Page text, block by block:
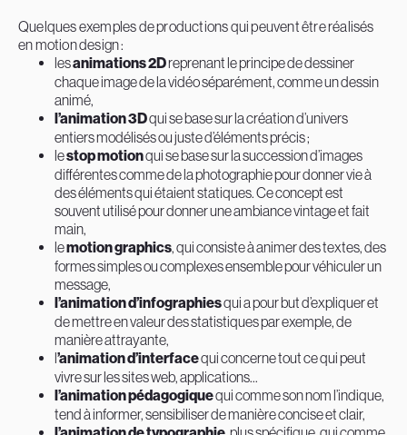
Quelques exemples de productions qui peuvent être réalisés
en motion design :
lesanimations 2Dreprenant le principe de dessiner
chaque image de la vidéo séparément, comme un dessin
animé,
l’animation 3Dqui se base sur la création d’univers
entiers modélisés ou juste d’éléments précis ;
lestop motionqui se base sur la succession d’images
différentes comme de la photographie pour donner vie à
des éléments qui étaient statiques. Ce concept est
souvent utilisé pour donner une ambiance vintage et fait
main,
lemotion graphics, qui consiste à animer des textes, des
formes simples ou complexes ensemble pour véhiculer un
message,
l’animation d’infographiesqui a pour but d’expliquer et
de mettre en valeur des statistiques par exemple, de
manière attrayante,
l’animation d’interfacequi concerne tout ce qui peut
vivre sur les sites web, applications...
l’animation pédagogiquequi comme son nom l’indique,
tend à informer, sensibiliser de manière concise et clair,